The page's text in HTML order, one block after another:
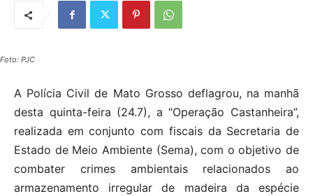
Foto: PJC
A Polícia Civil de Mato Grosso deflagrou, na manhã
desta quinta-feira (24.7), a “Operação Castanheira”,
realizada em conjunto com fiscais da Secretaria de
Estado de Meio Ambiente (Sema), com o objetivo de
combater crimes ambientais relacionados ao
armazenamento irregular de madeira da espécie